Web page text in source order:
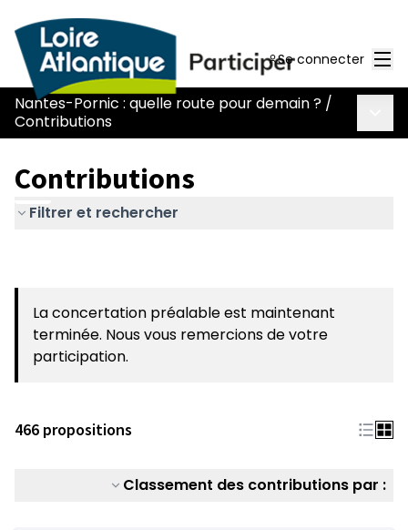
Se connecter
Nantes-Pornic : quelle route pour demain ? /
Contributions
Contributions
Filtrer et rechercher
La concertation préalable est maintenant
terminée. Nous vous remercions de votre
participation.
466 propositions
Classement des contributions par :